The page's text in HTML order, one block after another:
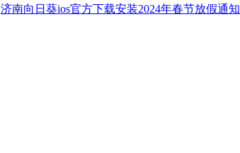
济南向日葵ios官方下载安装2024年春节放假通知